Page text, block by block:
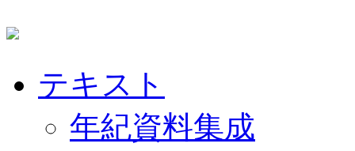
テキスト
年紀資料集成